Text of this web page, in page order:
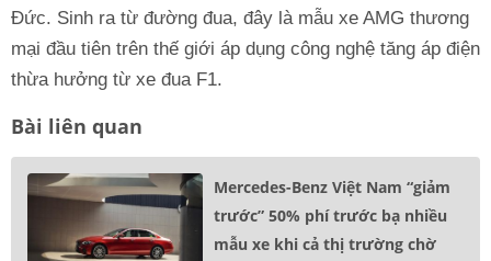
Đức. Sinh ra từ đường đua, đây là mẫu xe AMG thương
mại đầu tiên trên thế giới áp dụng công nghệ tăng áp điện
thừa hưởng từ xe đua F1.
Bài liên quan
Mercedes-Benz Việt Nam “giảm
trước” 50% phí trước bạ nhiều
mẫu xe khi cả thị trường chờ